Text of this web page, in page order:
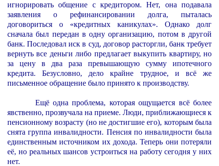
игнорировать общение с кредитором. Нет, она подавала
заявления о рефинансировании долга, пыталась
договориться о «кредитных каникулах». Однако долг
сначала был передан в одну организацию, потом в другой
банк. Последовал иск в суд, договор расторгли, банк требует
вернуть все деньги либо предлагает выкупить квартиру, но
за цену в два раза превышающую сумму ипотечного
кредита. Безусловно, дело крайне трудное, и всё же
письменное обращение было принято к производству.
Ещё одна проблема, которая ощущается всё более
явственно, прозвучала на приеме. Люди, приближающиеся к
пенсионному возрасту (но не достигшие его), которым была
снята группа инвалидности. Пенсия по инвалидности была
единственным источником их дохода. Теперь они потеряли
её, но реальных шансов устроиться на работу сегодня у них
нет.